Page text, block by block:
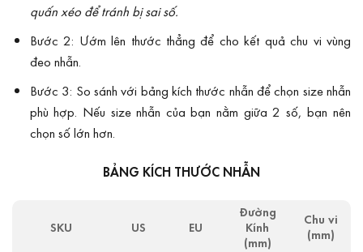
quấn xéo để tránh bị sai số.
Bước 2: Ướm lên thước thẳng để cho kết quả chu vi vùng
đeo nhẫn.
Bước 3: So sánh với bảng kích thước nhẫn để chọn size nhẫn
phù hợp. Nếu size nhẫn của bạn nằm giữa 2 số, bạn nên
chọn số lớn hơn.
BẢNG KÍCH THƯỚC NHẪN
SKU US EU
Đường
Kính
(mm)
Chu vi
(mm)